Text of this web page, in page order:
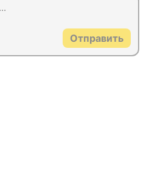
Отправить